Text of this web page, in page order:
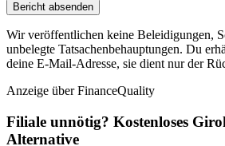
Bericht absenden
Wir veröffentlichen keine Beleidigungen,
unbelegte Tatsachenbehauptungen. Du
deine E-Mail-Adresse, sie dient nur der
Anzeige über FinanceQuality
Filiale unnötig? Kostenloses
Alternative